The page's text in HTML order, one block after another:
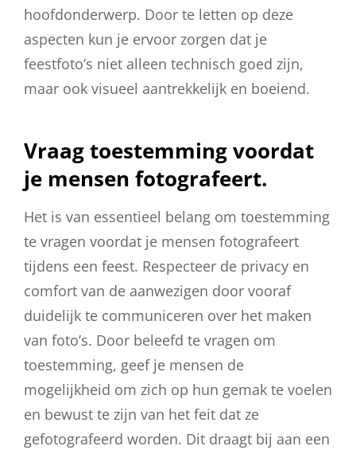
hoofdonderwerp. Door te letten op deze
aspecten kun je ervoor zorgen dat je
feestfoto’s niet alleen technisch goed zijn,
maar ook visueel aantrekkelijk en boeiend.
Vraag toestemming voordat
je mensen fotografeert.
Het is van essentieel belang om toestemming
te vragen voordat je mensen fotografeert
tijdens een feest. Respecteer de privacy en
comfort van de aanwezigen door vooraf
duidelijk te communiceren over het maken
van foto’s. Door beleefd te vragen om
toestemming, geef je mensen de
mogelijkheid om zich op hun gemak te voelen
en bewust te zijn van het feit dat ze
gefotografeerd worden. Dit draagt bij aan een